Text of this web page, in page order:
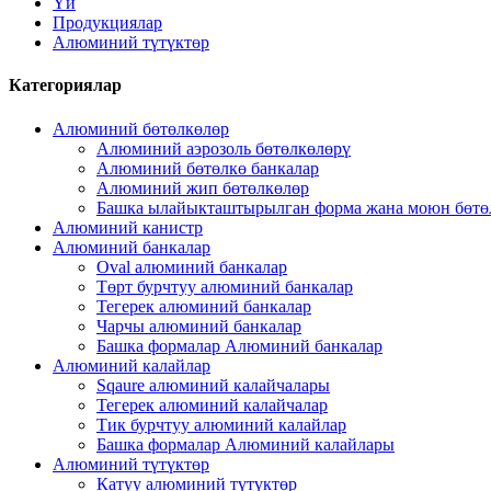
Продукциялар
Алюминий түтүктөр
Категориялар
Алюминий бөтөлкөлөр
Алюминий аэрозоль бөтөлкөлөрү
Алюминий бөтөлкө банкалар
Алюминий жип бөтөлкөлөр
Башка ылайыкташтырылган форма жана моюн
Алюминий канистр
Алюминий банкалар
Oval алюминий банкалар
Төрт бурчтуу алюминий банкалар
Тегерек алюминий банкалар
Чарчы алюминий банкалар
Башка формалар Алюминий банкалар
Алюминий калайлар
Sqaure алюминий калайчалары
Тегерек алюминий калайчалар
Тик бурчтуу алюминий калайлар
Башка формалар Алюминий калайлары
Алюминий түтүктөр
Катуу алюминий түтүктөр